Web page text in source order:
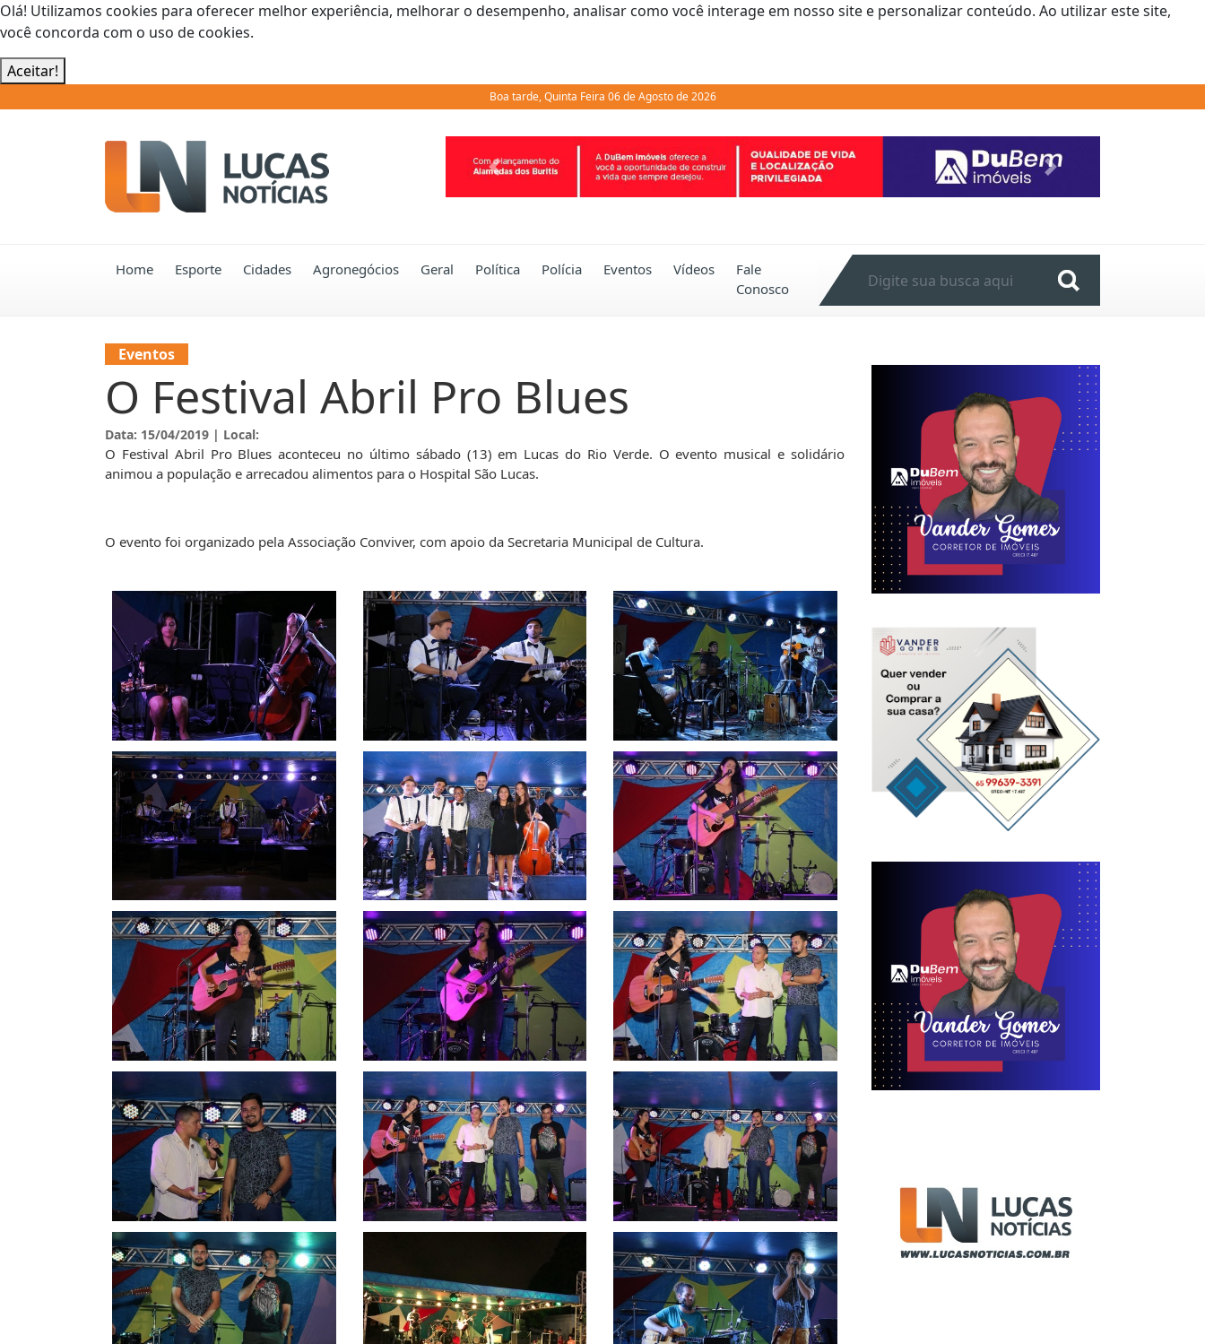
Olá! Utilizamos cookies para oferecer melhor experiência, melhorar o desempenho, analisar como você interage em nosso site e personalizar conteúdo. Ao utilizar este site,
você concorda com o uso de cookies.
Aceitar!
Boa tarde, Quinta Feira 06 de Agosto de 2026
Home Esporte Cidades Agronegócios Geral Política Polícia Eventos Vídeos
Fale
Conosco
Eventos
O Festival Abril Pro Blues
Data: 15/04/2019 | Local:
O Festival Abril Pro Blues aconteceu no último sábado (13) em Lucas do Rio Verde. O evento musical e solidário
animou a população e arrecadou alimentos para o Hospital São Lucas.
O evento foi organizado pela Associação Conviver, com apoio da Secretaria Municipal de Cultura.